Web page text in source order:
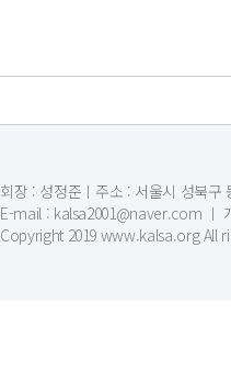
회장 : 성정준ㅣ주소 : 서울시 성북구
E-mail : kalsa2001@naver.com ㅣ
Copyright 2019 www.kalsa.org All